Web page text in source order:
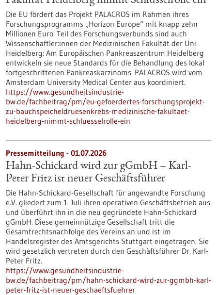
Die EU fördert das Projekt PALACROS im Rahmen ihres
Forschungsprogramms „Horizon Europe“ mit knapp zehn
Millionen Euro. Teil des Forschungsverbunds sind auch
Wissenschaftler:innen der Medizinischen Fakultät der Uni
Heidelberg: Am Europäischen Pankreaszentrum Heidelberg
entwickeln sie neue Standards für die Behandlung des lokal
fortgeschrittenen Pankreaskarzinoms. PALACROS wird vom
Amsterdam University Medical Center aus koordiniert.
https://www.gesundheitsindustrie-
bw.de/fachbeitrag/pm/eu-gefoerdertes-forschungsprojekt-
zu-bauchspeicheldruesenkrebs-medizinische-fakultaet-
heidelberg-nimmt-schluesselrolle-ein
Pressemitteilung - 01.07.2026
Hahn-Schickard wird zur gGmbH – Karl-
Peter Fritz ist neuer Geschäftsführer
Die Hahn-Schickard-Gesellschaft für angewandte Forschung
e.V. gliedert zum 1. Juli ihren operativen Geschäftsbetrieb aus
und überführt ihn in die neu gegründete Hahn-Schickard
gGmbH. Diese gemeinnützige Gesellschaft tritt die
Gesamtrechtsnachfolge des Vereins an und ist im
Handelsregister des Amtsgerichts Stuttgart eingetragen. Sie
wird gesetzlich vertreten durch den Geschäftsführer Dr. Karl-
Peter Fritz.
https://www.gesundheitsindustrie-
bw.de/fachbeitrag/pm/hahn-schickard-wird-zur-ggmbh-karl-
peter-fritz-ist-neuer-geschaeftsfuehrer